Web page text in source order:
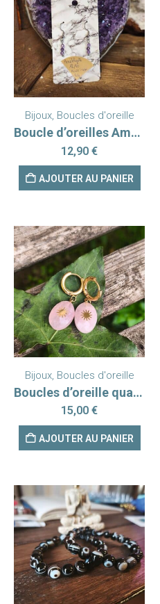
Bijoux, Boucles d'oreille
Boucle d’oreilles Améthyste facettée
12,90 €
AJOUTER AU PANIER
Bijoux, Boucles d'oreille
Boucles d’oreille quartz rose Soleil
15,00 €
AJOUTER AU PANIER